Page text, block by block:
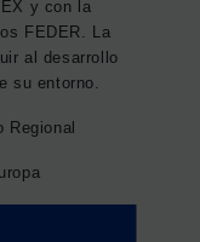
y con la
FEDER. La
al desarrollo
su entorno.
Regional